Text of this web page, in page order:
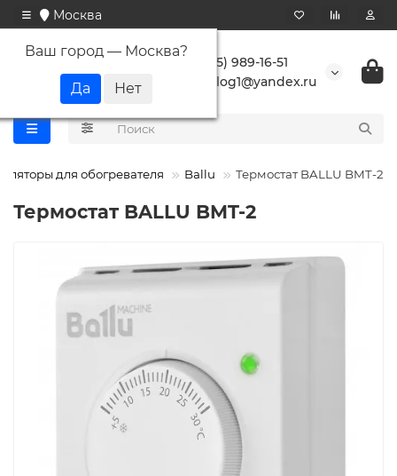
Москва
Ваш город — Москва?
+7 (495) 989-16-51
buranlog1@yandex.ru
для обогревателя Ballu Термостат BALLU BMT-2
Термостат BALLU BMT-2